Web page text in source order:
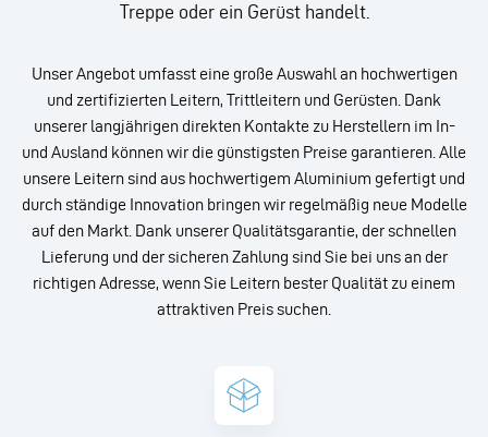
Treppe oder ein Gerüst handelt.
Unser Angebot umfasst eine große Auswahl an hochwertigen
und zertifizierten Leitern, Trittleitern und Gerüsten. Dank
unserer langjährigen direkten Kontakte zu Herstellern im In-
und Ausland können wir die günstigsten Preise garantieren. Alle
unsere Leitern sind aus hochwertigem Aluminium gefertigt und
durch ständige Innovation bringen wir regelmäßig neue Modelle
auf den Markt. Dank unserer Qualitätsgarantie, der schnellen
Lieferung und der sicheren Zahlung sind Sie bei uns an der
richtigen Adresse, wenn Sie Leitern bester Qualität zu einem
attraktiven Preis suchen.